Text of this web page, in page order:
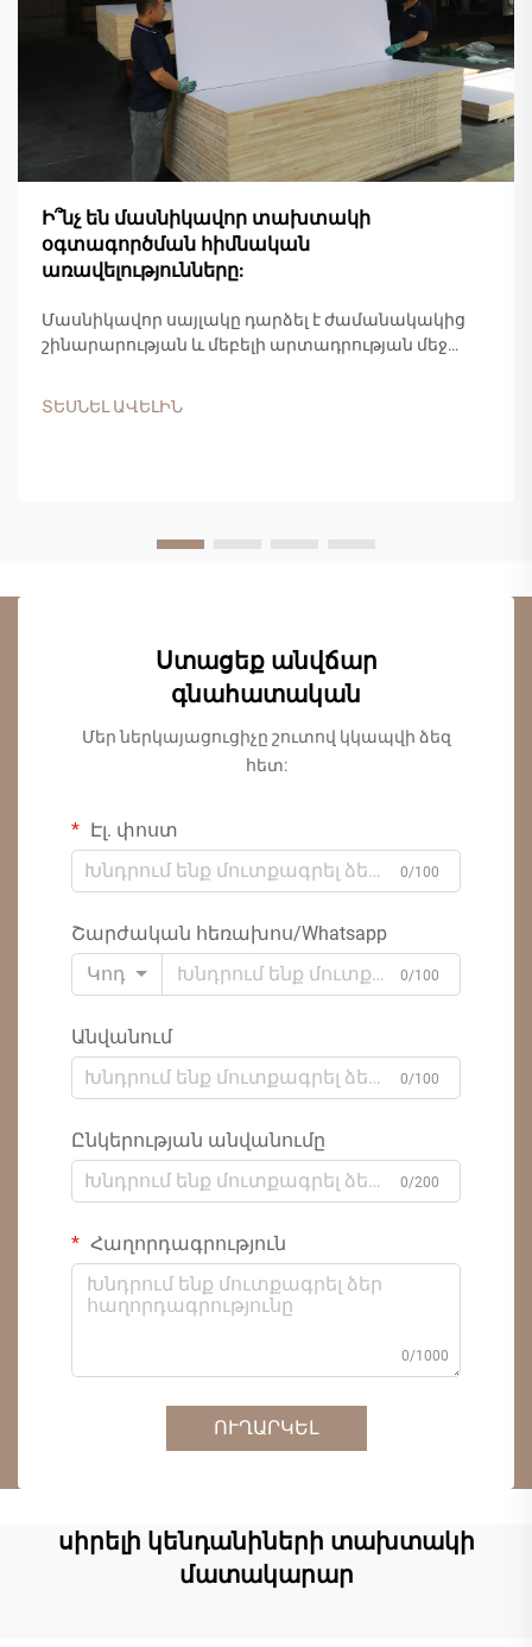
Ի՞նչ են մասնիկավոր տախտակի
օգտագործման հիմնական
առավելությունները:
Մասնիկավոր սայլակը դարձել է ժամանակակից
շինարարության և մեբելի արտադրության մեջ
ճարտարապետական փայտե արտադրանքներից
մեկը: Այս բաղադրյալ նյութը, որը պատրաստված է
ՏԵՍՆԵԼ ԱՎԵԼԻՆ
Ստացեք անվճար
գնահատական
Մեր ներկայացուցիչը շուտով կկապվի ձեզ
հետ:
Էլ. փոստ
0/100
Շարժական հեռախոս/Whatsapp
Կոդ
0/100
Անվանում
0/100
Ընկերության անվանումը
0/200
Հաղորդագրություն
0/1000
ՈՒՂԱՐԿԵԼ
սիրելի կենդանիների տախտակի
մատակարար